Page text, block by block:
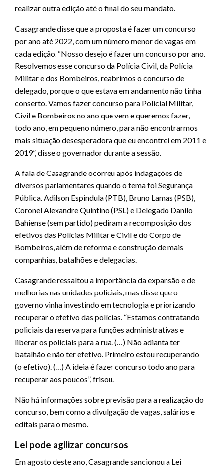
realizar outra edição até o final do seu mandato.
Casagrande disse que a proposta é fazer um concurso
por ano até 2022, com um número menor de vagas em
cada edição. “Nosso desejo é fazer um concurso por ano.
Resolvemos esse concurso da Polícia Civil, da Polícia
Militar e dos Bombeiros, reabrimos o concurso de
delegado, porque o que estava em andamento não tinha
conserto. Vamos fazer concurso para Policial Militar,
Civil e Bombeiros no ano que vem e queremos fazer,
todo ano, em pequeno número, para não encontrarmos
mais situação desesperadora que eu encontrei em 2011 e
2019”, disse o governador durante a sessão.
A fala de Casagrande ocorreu após indagações de
diversos parlamentares quando o tema foi Segurança
Pública. Adilson Espindula (PTB), Bruno Lamas (PSB),
Coronel Alexandre Quintino (PSL) e Delegado Danilo
Bahiense (sem partido) pediram a recomposição dos
efetivos das Polícias Militar e Civil e do Corpo de
Bombeiros, além de reforma e construção de mais
companhias, batalhões e delegacias.
Casagrande ressaltou a importância da expansão e de
melhorias nas unidades policiais, mas disse que o
governo vinha investindo em tecnologia e priorizando
recuperar o efetivo das polícias. “Estamos contratando
policiais da reserva para funções administrativas e
liberar os policiais para a rua. (…) Não adianta ter
batalhão e não ter efetivo. Primeiro estou recuperando
(o efetivo). (…) A ideia é fazer concurso todo ano para
recuperar aos poucos”, frisou.
Não há informações sobre previsão para a realização do
concurso, bem como a divulgação de vagas, salários e
editais para o mesmo.
Lei pode agilizar concursos
Em agosto deste ano, Casagrande sancionou a Lei